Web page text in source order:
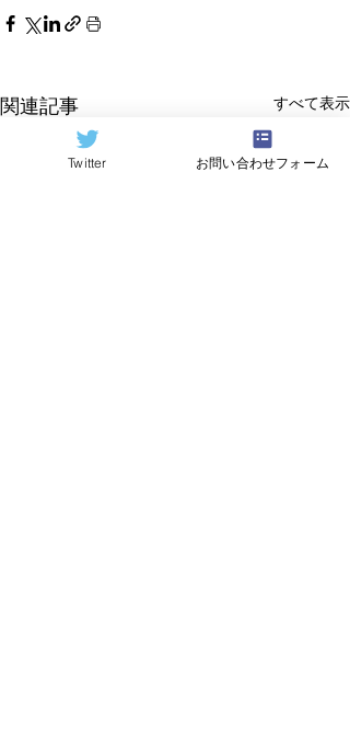
関連記事 すべて表示
Twitter お問い合わせフォーム